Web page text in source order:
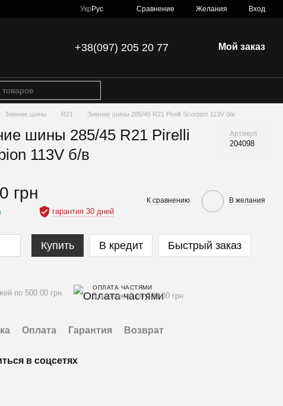
Укр Рус Сравнение Желания Вход
+38(097) 205 20 77 Мой заказ
Зимние шины R21 Зимние шины 285/45 R21 Pirelli Scorpion 113V б/в
шины 285/45 R21 Pirelli
113V б/в
Артикул
204098
грн
гарантия 30 дней
К сравнению В желания
Купить В кредит Быстрый заказ
по 500.00 грн
ОПЛАТА ЧАСТЯМИ
5 платежей по 500.00 грн
Оплата Гарантия Возврат
в соцсетях